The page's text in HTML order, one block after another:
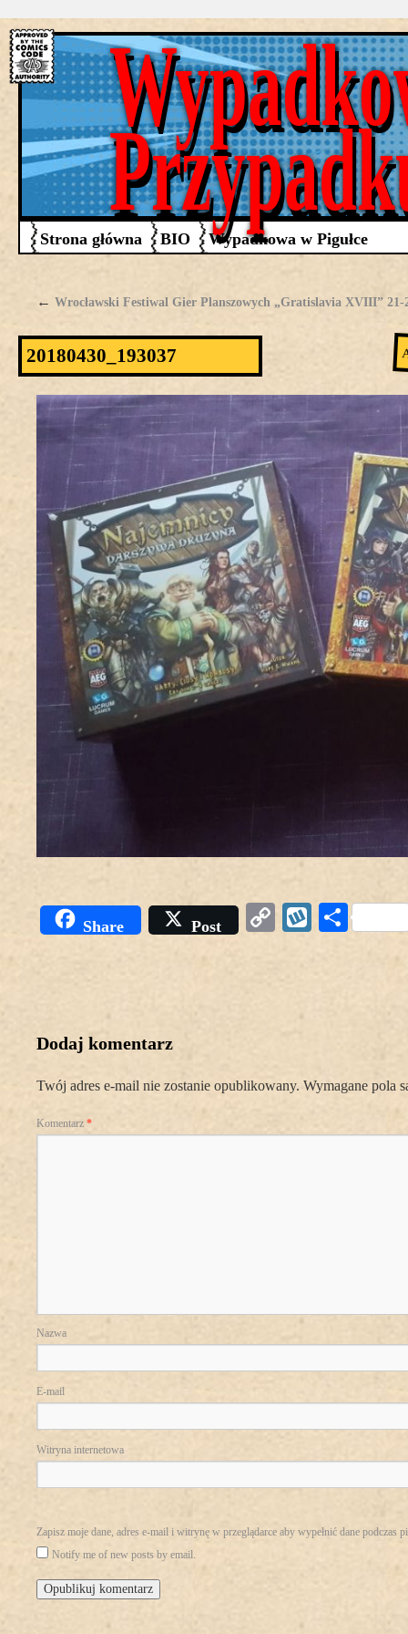
Strona główna BIO Wypadkowa w Pigułce
← Wrocławski Festiwal Gier Planszowych „Gratislavia XVIII” 21-
20180430_193037
Share Post
CopyWykop
Dodaj komentarz
Twój adres e-mail nie zostanie opublikowany. Wymagane pola
Komentarz *
Nazwa
E-mail
Witryna internetowa
Zapisz moje dane, adres e-mail i witrynę w przeglądarce aby wypełnić dane podczas
Notify me of new posts by email.